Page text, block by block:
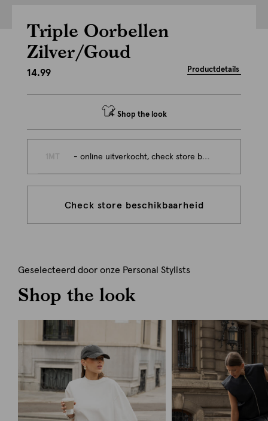
Triple Oorbellen
Zilver/Goud
14.99 Productdetails
Shop the look
- online uitverkocht, check store beschikbaarheid
Check store beschikbaarheid
Geselecteerd door onze Personal Stylists
Shop the look